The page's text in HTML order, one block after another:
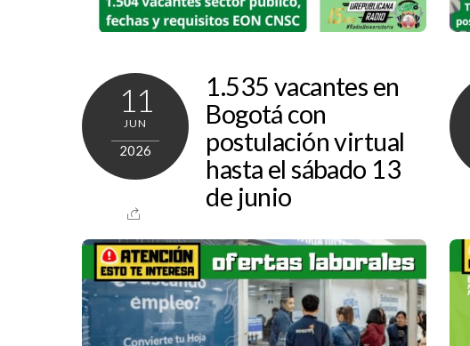
11
JUN
2026
1.535 vacantes en
Bogotá con
postulación virtual
hasta el sábado 13
de junio